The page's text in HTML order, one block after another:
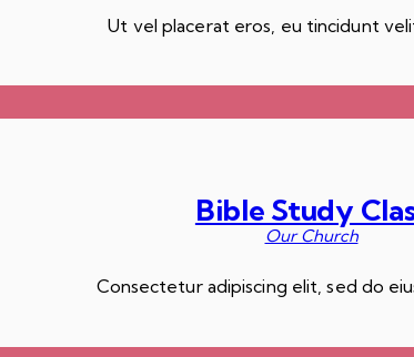
Ut vel placerat eros, eu tincidunt
Bible Study
Our Church
Consectetur adipiscing elit, sed do